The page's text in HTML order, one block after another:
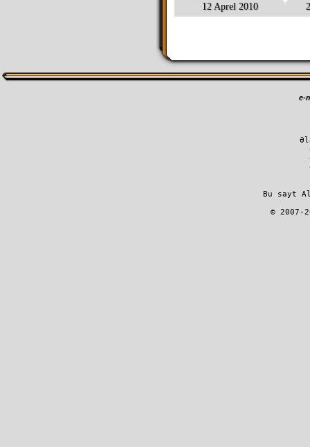
12 Aprel 2010
e-
         Bu sayt A
© 2007-